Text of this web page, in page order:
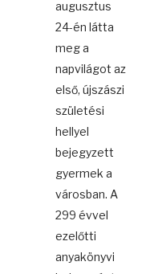
augusztus
24-én látta
meg a
napvilágot az
első, újszászi
születési
hellyel
bejegyzett
gyermek a
városban. A
299 évvel
ezelőtti
anyakönyvi